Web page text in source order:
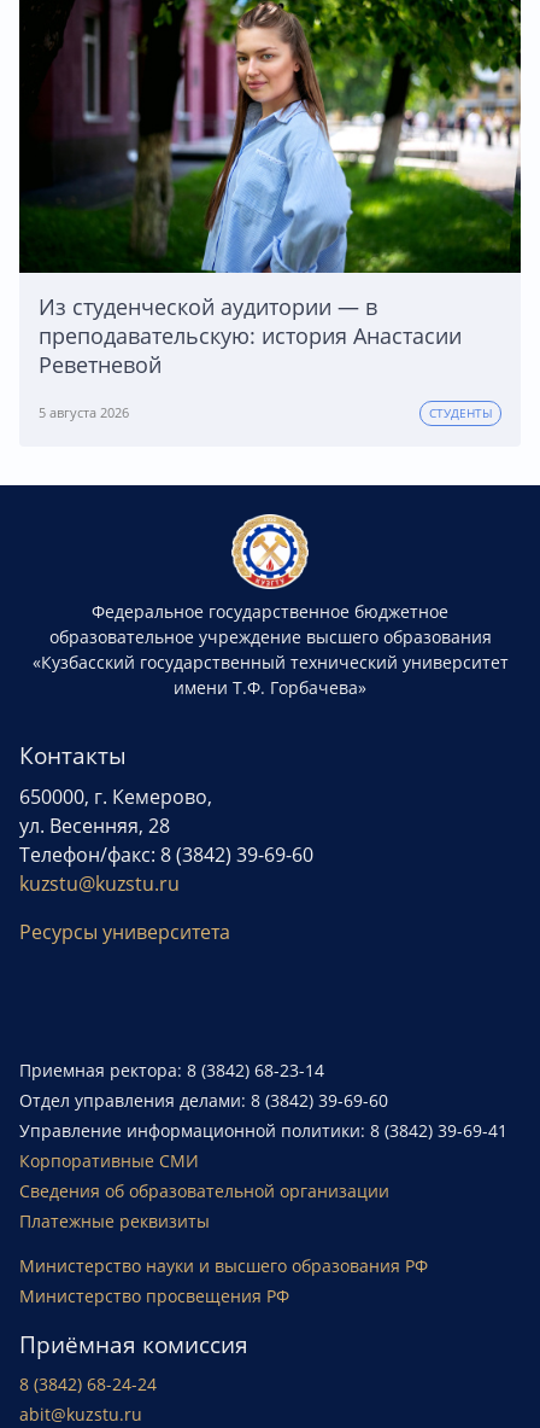
Из студенческой аудитории — в
преподавательскую: история Анастасии
Реветневой
5 августа 2026 СТУДЕНТЫ
Федеральное государственное бюджетное
образовательное учреждение высшего образования
«Кузбасский государственный технический университет
имени Т.Ф. Горбачева»
Контакты
650000, г. Кемерово,
ул. Весенняя, 28
Телефон/факс: 8 (3842) 39-69-60
kuzstu@kuzstu.ru
Ресурсы университета
Приемная ректора: 8 (3842) 68-23-14
Отдел управления делами: 8 (3842) 39-69-60
Управление информационной политики: 8 (3842) 39-69-41
Корпоративные СМИ
Сведения об образовательной организации
Платежные реквизиты
Министерство науки и высшего образования РФ
Министерство просвещения РФ
Приёмная комиссия
8 (3842) 68-24-24
abit@kuzstu.ru